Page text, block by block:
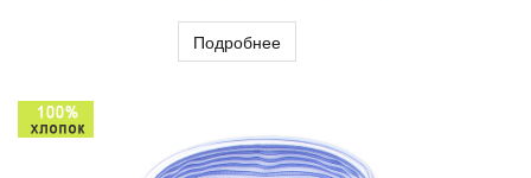
Подробнее